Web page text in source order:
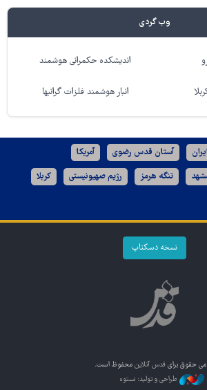
وب گردی
اندیشکده حکمرانی هوشمند
انبار هوشمند فلزات گرانبها
ایران آستان قدس رضوی آمریکا
تنگه هرمز رژیم صهیونیستی کربلا
نسخه دسکتاپ
حقوق برای قدس آنلاین محفوظ است.
طراحی و تولید: نستوه